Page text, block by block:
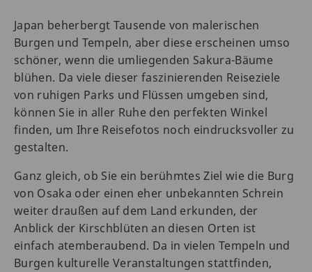
Japan beherbergt Tausende von malerischen
Burgen und Tempeln, aber diese erscheinen umso
schöner, wenn die umliegenden Sakura-Bäume
‌blühen. Da viele dieser faszinierenden Reiseziele
von ruhigen Parks und Flüssen umgeben sind,
können Sie in aller Ruhe den perfekten Winkel
finden, um Ihre Reisefotos noch eindrucksvoller zu
gestalten.
Ganz gleich, ob Sie ein berühmtes Ziel wie die Burg
von Osaka oder einen eher unbekannten Schrein
weiter draußen auf dem Land erkunden, der
Anblick der Kirschblüten an diesen Orten ist
einfach atemberaubend. Da in vielen Tempeln und
Burgen kulturelle Veranstaltungen stattfinden,